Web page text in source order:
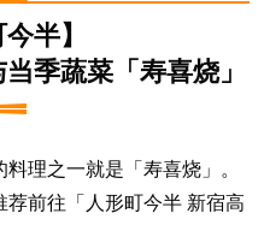
半】
季蔬菜「寿喜烧」
理之一就是「寿喜烧」。
前往「人形町今半 新宿高